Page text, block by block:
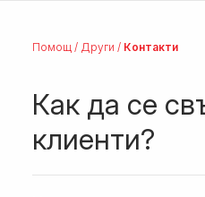
Помощ / Други / Контакти
Как да се
клиенти?